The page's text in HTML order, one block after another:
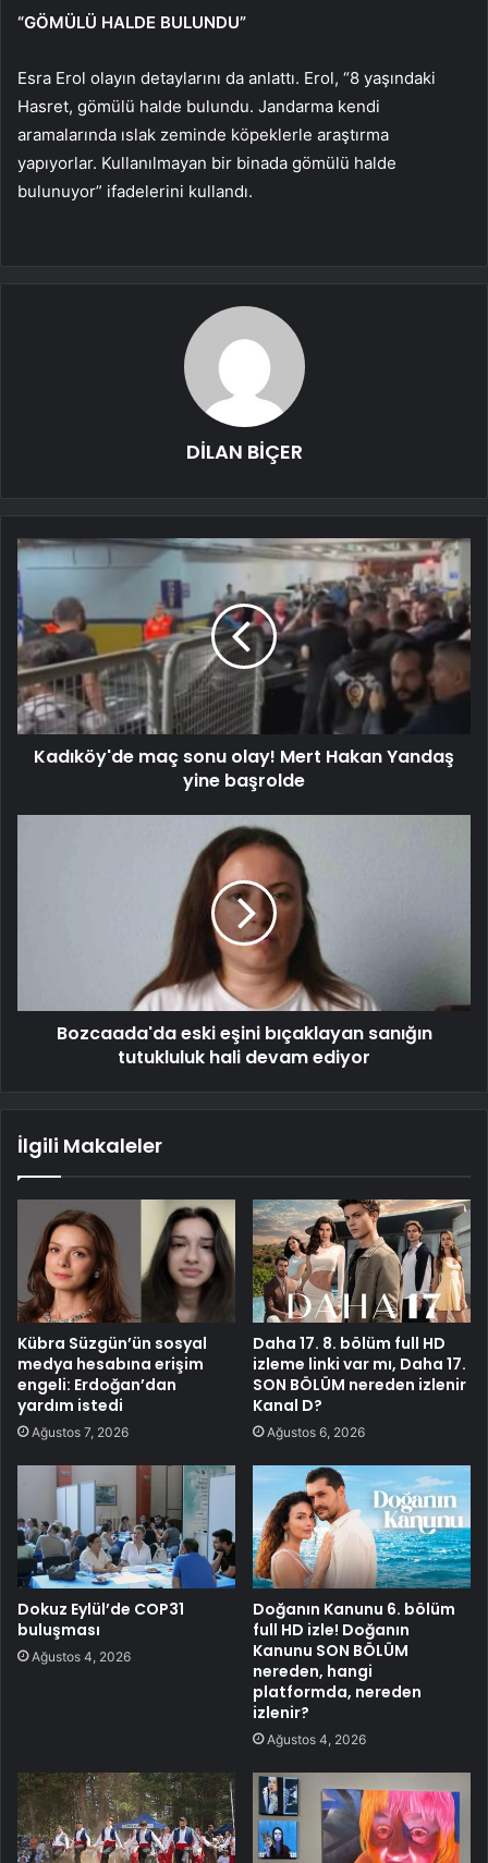
“GÖMÜLÜ HALDE BULUNDU”
Esra Erol olayın detaylarını da anlattı. Erol, “8 yaşındaki
Hasret, gömülü halde bulundu. Jandarma kendi
aramalarında ıslak zeminde köpeklerle araştırma
yapıyorlar. Kullanılmayan bir binada gömülü halde
bulunuyor” ifadelerini kullandı.
DİLAN BİÇER
Kadıköy'de maç sonu olay! Mert Hakan Yandaş
yine başrolde
Bozcaada'da eski eşini bıçaklayan sanığın
tutukluluk hali devam ediyor
İlgili Makaleler
Kübra Süzgün’ün sosyal
medya hesabına erişim
engeli: Erdoğan’dan
yardım istedi
Ağustos 7, 2026
Daha 17. 8. bölüm full HD
izleme linki var mı, Daha 17.
SON BÖLÜM nereden izlenir
Kanal D?
Ağustos 6, 2026
Dokuz Eylül’de COP31
buluşması
Ağustos 4, 2026
Doğanın Kanunu 6. bölüm
full HD izle! Doğanın
Kanunu SON BÖLÜM
nereden, hangi
platformda, nereden
izlenir?
Ağustos 4, 2026